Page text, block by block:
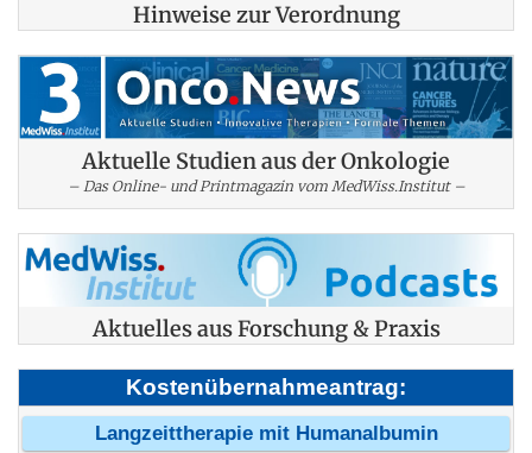
Hinweise zur Verordnung
Aktuelle Studien aus der Onkologie
– Das Online- und Printmagazin vom MedWiss.Institut –
Aktuelles aus Forschung & Praxis
Kostenübernahmeantrag:
Langzeittherapie mit Humanalbumin